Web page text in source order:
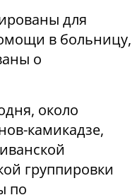
для
в больницу,
о
около
камикадзе,
группировки
по